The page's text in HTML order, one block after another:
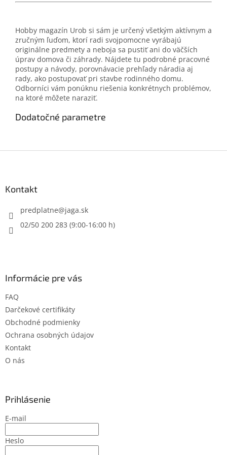
Hobby magazín Urob si sám je určený všetkým aktívnym a
zručným ľuďom, ktorí radi svojpomocne vyrábajú
originálne predmety a neboja sa pustiť ani do väčších
úprav domova či záhrady. Nájdete tu podrobné pracovné
postupy a návody, porovnávacie prehľady náradia aj
rady, ako postupovať pri stavbe rodinného domu.
Odborníci vám ponúknu riešenia konkrétnych problémov,
na ktoré môžete naraziť.
Dodatočné parametre
Kontakt
predplatne@jaga.sk
02/50 200 283 (9:00-16:00 h)
Informácie pre vás
FAQ
Darčekové certifikáty
Obchodné podmienky
Ochrana osobných údajov
Kontakt
O nás
Prihlásenie
E-mail
Heslo